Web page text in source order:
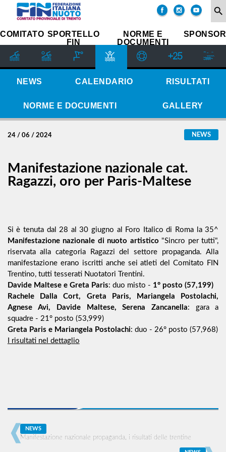
COMITATO SPORTELLO
FIN
NORME E
DOCUMENTI
SPONSOR
search
NEWS CALENDARIO RISULTATI
NORME E DOCUMENTI GALLERY
NEWS
24 / 06 / 2024
Manifestazione nazionale cat.
Ragazzi, oro per Paris-Maltese
Si è tenuta dal 28 al 30 giugno al Foro Italico di Roma la 35^
Manifestazione nazionale di nuoto artistico "Sincro per tutti",
riservata alla categoria Ragazzi del settore propaganda. Alla
manifestazione erano iscritti anche sei atleti del Comitato FIN
Trentino, tutti tesserati Nuotatori Trentini.
Davide Maltese e Greta Paris: duo misto - 1° posto (57,199)
Rachele Dalla Cort, Greta Paris, Mariangela Postolachi,
Agnese Avi, Davide Maltese, Serena Zancanella: gara a
squadre - 21° posto (53,999)
Greta Paris e Mariangela Postolachi: duo - 26° posto (57,968)
I risultati nel dettaglio
NEWS
Manifestazione nazionale propaganda, i risultati delle trentine
COMITATO
SETTORE
IMPIANTI
SPORTIVI
GIUDICE
SPORTIVO
STORIA